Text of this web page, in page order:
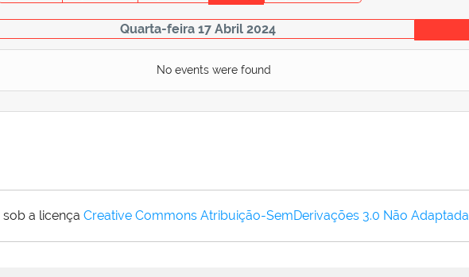
Quarta-feira 17 Abril 2024
No events were found
a licença Creative Commons Atribuição-SemDerivações 3.0 Não Adaptada